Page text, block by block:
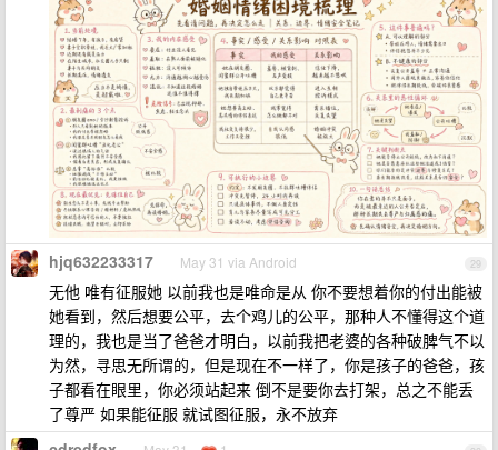
29
hjq632233317 May 31 via Android
无他 唯有征服她 以前我也是唯命是从 你不要想着你的付出能被
她看到，然后想要公平，去个鸡儿的公平，那种人不懂得这个道
理的，我也是当了爸爸才明白，以前我把老婆的各种破脾气不以
为然，寻思无所谓的，但是现在不一样了，你是孩子的爸爸，孩
子都看在眼里，你必须站起来 倒不是要你去打架，总之不能丢
了尊严 如果能征服 就试图征服，永不放弃